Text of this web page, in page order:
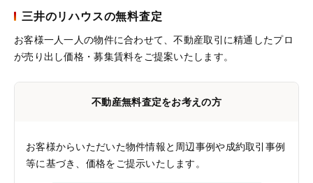
三井のリハウスの無料査定
お客様一人一人の物件に合わせて、不動産取引に精通したプロ
が売り出し価格・募集賃料をご提案いたします。
不動産無料査定をお考えの方
お客様からいただいた物件情報と周辺事例や成約取引事例
等に基づき、価格をご提示いたします。